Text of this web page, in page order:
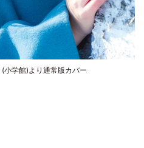
小学館)より通常版カバー